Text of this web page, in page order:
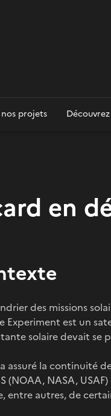
projets
en
des missions
Experiment est un
solaire devait se
assuré la continuité
(NOAA, NASA,
entre autres, de